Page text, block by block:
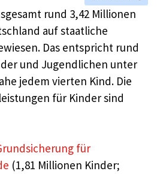
rund 3,42 Millionen
auf staatliche
Das entspricht rund
und Jugendlichen unter
jedem vierten Kind. Die
für Kinder sind
für
(1,81 Millionen Kinder;